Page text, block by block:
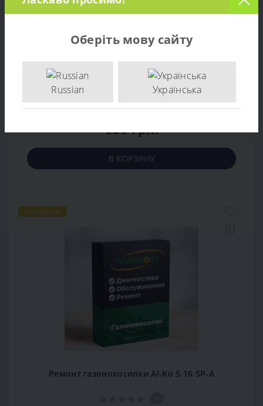
Ремонт газонокосилки Al-Ko 473 SP-A
0
650 грн.
В КОРЗИНУ
Популярный
Ремонт газонокосилки Al-Ko 5.16 SP-A
Оберіть мову сайту
Russian Українська